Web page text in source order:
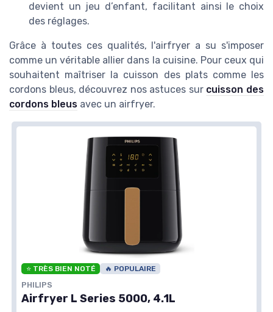
devient un jeu d’enfant, facilitant ainsi le choix
des réglages.
Grâce à toutes ces qualités, l'airfryer a su s'imposer
comme un véritable allier dans la cuisine. Pour ceux qui
souhaitent maîtriser la cuisson des plats comme les
cordons bleus, découvrez nos astuces sur cuisson des
cordons bleus avec un airfryer.
⭐ TRÈS BIEN NOTÉ 🔥 POPULAIRE
PHILIPS
Airfryer L Series 5000, 4.1L